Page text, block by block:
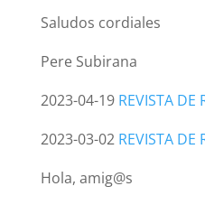
Saludos cordiales
Pere Subirana
2023-04-19 REVISTA DE
2023-03-02 REVISTA DE
Hola, amig@s